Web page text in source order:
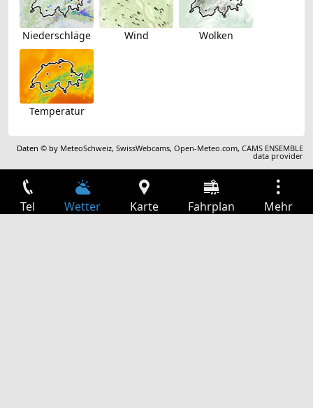
Niederschläge Wind Wolken
Temperatur
Daten © by MeteoSchweiz,SwissWebcams,Open-Meteo.com,CAMS ENSEMBLE
data provider
Tel Wetter Karte Fahrplan Mehr